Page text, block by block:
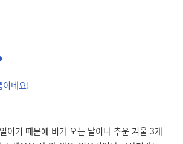
이네요!
이기 때문에 비가 오는 날이나 추운 겨울 3개